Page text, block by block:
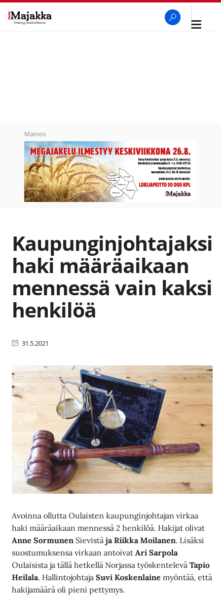
Avaa
Mainos
Kaupunginjohtajaksi
haki määräaikaan
mennessä vain kaksi
henkilöä
31.5.2021
Avoinna ollutta Oulaisten kaupunginjohtajan virkaa
haki määräaikaan mennessä 2 henkilöä. Hakijat olivat
Anne Sormunen Sievistäja Riikka Moilanen. Lisäksi
suostumuksensa virkaan antoivatAri Sarpola
Oulaisista ja tällä hetkellä Norjassa työskenteleväTapio
Heilala. HallintojohtajaSuvi Koskenlaine myöntää, että
hakijamäärä oli pieni pettymys.